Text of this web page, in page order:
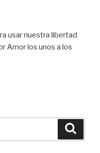
usar nuestra libertad
Amor los unos a los